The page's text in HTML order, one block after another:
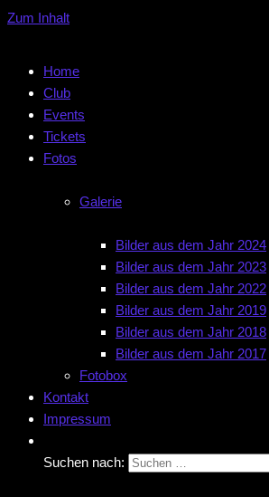
Zum Inhalt
Home
Club
Events
Tickets
Fotos
Galerie
Bilder aus dem Jahr 2024
Bilder aus dem Jahr 2023
Bilder aus dem Jahr 2022
Bilder aus dem Jahr 2019
Bilder aus dem Jahr 2018
Bilder aus dem Jahr 2017
Fotobox
Kontakt
Impressum
Suchen nach: